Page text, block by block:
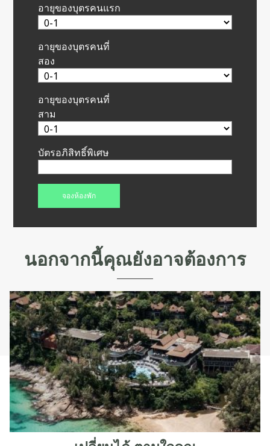
อายุของบุตรคนแรก
อายุของบุตรคนที่
สอง
อายุของบุตรคนที่
สาม
บัตรอภิสิทธิ์พิเศษ
นอกจากนี้คุณยังอาจต้องการ